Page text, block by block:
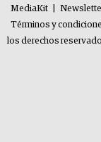
MediaKit
Términos y
los derechos